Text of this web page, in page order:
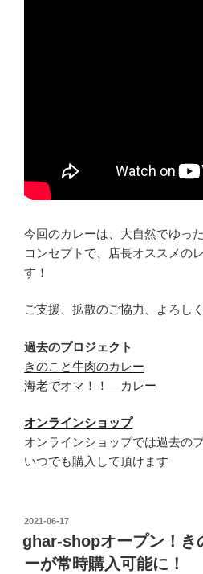
今回のカレーは、大自然でゆっ
コンセプトで、店長オススメの
す！
ご支援、拡散のご協力、よろし
過去のプロジェクト
きのこと牛肉のカレー
海老でオマ！！ カレー
オンラインショップ
オンラインショップでは過去の
いつでも購入して頂けます
投
日:
2021-06-17
ghar-shopオープン！き
ーが常時購入可能に！